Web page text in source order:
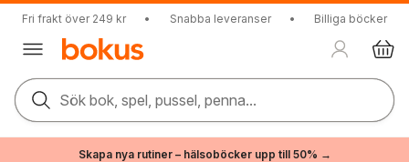
Fri frakt över 249 kr • Snabba leveranser • Billiga böcker
Sök bok, spel, pussel, penna...
Skapa nya rutiner – hälsoböcker upp till 50% →